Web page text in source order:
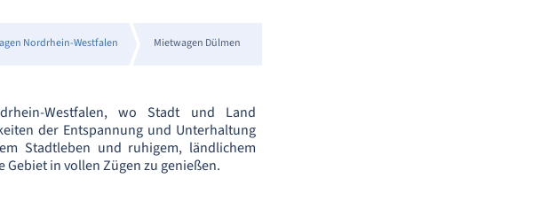
Nordrhein-Westfalen Mietwagen Dülmen
Westfalen, wo Stadt und Land
der Entspannung und Unterhaltung
Stadtleben und ruhigem, ländlichem
Gebiet in vollen Zügen zu genießen.